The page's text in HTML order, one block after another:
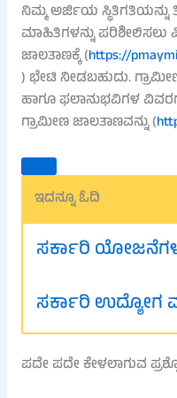
ನಿಮ್ಮ ಅರ್ಜಿಯ ಸ್ಥಿತಿಗತಿಯನ್ನು
ಮಾಹಿತಿಗಳನ್ನು ಪರಿಶೀಲಿಸಲು
ಜಾಲತಾಣಕ್ಕೆ (https://
) ಭೇಟಿ ನೀಡಬಹುದು.
ಹಾಗೂ ಫಲಾನುಭವಿಗಳ
ಗ್ರಾಮೀಣ ಜಾಲತಾಣವನ್ನು (
ಇದನ್ನೂ ಓದಿ
ಸರ್ಕಾರಿ
ಸರ್ಕಾರಿ ಉದ್ಯೋಗ
ಪದೇ ಪದೇ ಕೇಳಲಾಗುವ